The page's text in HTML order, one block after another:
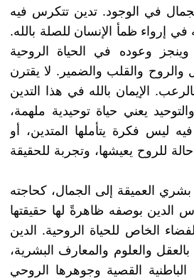
في الوجود. تدين تتكرس فيه
إرواء ظمأ الإنسان للصلة بالله.
وعوده في الحياة الروحية
والروح والقلب والضمير. لا يقترن
الإيمان بالله في هذا التدين
يعني حياة توحيدية ملهمة،
ليس فكرة يتأملها المتدين، أو
للروح يعيشها، وتجربة للحقيقة
العميقة إلى الجمال، كحاجته
الدين بوصفه ظاهرةً لها حقيقتها
الخاص للحياة الروحية. الدين
بالعقل والعلوم والمعارف البشرية،
القصية وجوهرها الروحي